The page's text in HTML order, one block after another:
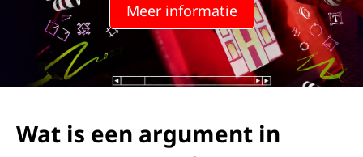
e
n
Meer informatie
Wat is een argument in